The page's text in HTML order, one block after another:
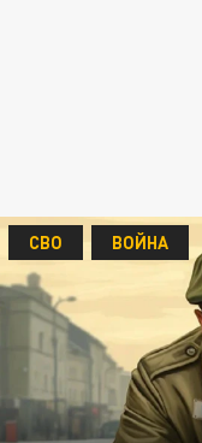
СВО ВОЙНА